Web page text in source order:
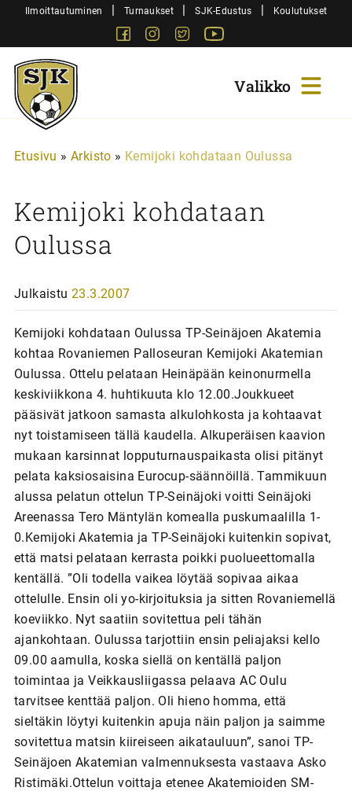
SiirryIlmoittautuminen | Turnaukset | SJK-Edustus | Koulutukset
FacebookInstagram
Twitter
Sjk-
Juniorit
Etusivu » Arkisto » Kemijoki kohdataan Oulussa
Kemijoki kohdataan
Oulussa
Julkaistu 23.3.2007
Kemijoki kohdataan Oulussa TP-Seinäjoen Akatemia
kohtaa Rovaniemen Palloseuran Kemijoki Akatemian
Oulussa. Ottelu pelataan Heinäpään keinonurmella
keskiviikkona 4. huhtikuuta klo 12.00.Joukkueet
pääsivät jatkoon samasta alkulohkosta ja kohtaavat
nyt toistamiseen tällä kaudella. Alkuperäisen kaavion
mukaan karsinnat lopputurnauspaikasta olisi pitänyt
pelata kaksiosaisina Eurocup-säännöillä. Tammikuun
alussa pelatun ottelun TP-Seinäjoki voitti Seinäjoki
Areenassa Tero Mäntylän komealla puskumaalilla 1-
0.Kemijoki Akatemia ja TP-Seinäjoki kuitenkin sopivat,
että matsi pelataan kerrasta poikki puolueettomalla
kentällä. ”Oli todella vaikea löytää sopivaa aikaa
ottelulle. Ensin oli yo-kirjoituksia ja sitten Rovaniemellä
koeviikko. Nyt saatiin sovitettua peli tähän
ajankohtaan. Oulussa tarjottiin ensin peliajaksi kello
09.00 aamulla, koska siellä on kentällä paljon
toimintaa ja Veikkausliigassa pelaava AC Oulu
tarvitsee kenttää paljon. Oli hieno homma, että
sieltäkin löytyi kuitenkin apuja näin paljon ja saimme
sovitettua matsin kiireiseen aikatauluun”, sanoi TP-
Seinäjoen Akatemian valmennuksesta vastaava Asko
Ristimäki.Ottelun voittaja etenee Akatemioiden SM-